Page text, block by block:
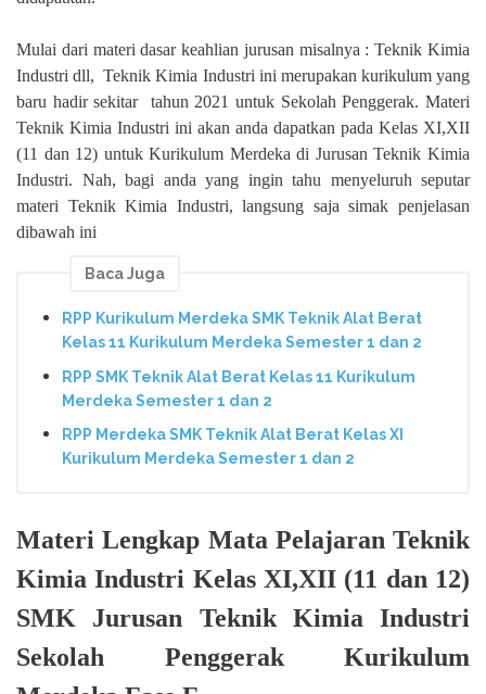
Mulai dari materi dasar keahlian jurusan misalnya : Teknik Kimia
Industri dll, Teknik Kimia Industri ini merupakan kurikulum yang
baru hadir sekitar
tahun 2021 untuk Sekolah Penggerak. Materi
Teknik Kimia Industri ini akan anda dapatkan pada Kelas XI,XII
(11 dan 12) untuk Kurikulum Merdeka di Jurusan Teknik Kimia
Industri. Nah, bagi anda yang ingin tahu menyeluruh seputar
materi Teknik Kimia Industri, langsung saja simak penjelasan
dibawah ini
Baca Juga
RPP Kurikulum Merdeka SMK Teknik Alat Berat
Kelas 11 Kurikulum Merdeka Semester 1 dan 2
RPP SMK Teknik Alat Berat Kelas 11 Kurikulum
Merdeka Semester 1 dan 2
RPP Merdeka SMK Teknik Alat Berat Kelas XI
Kurikulum Merdeka Semester 1 dan 2
Materi Lengkap Mata Pelajaran Teknik
Kimia Industri Kelas XI,XII (11 dan 12)
SMK Jurusan Teknik Kimia Industri
Sekolah Penggerak Kurikulum